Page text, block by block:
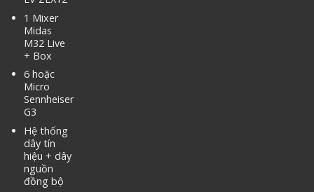
1 Mixer
Midas
M32 Live
+ Box
6 hoặc
Micro
Sennheiser
G3
Hệ thống
dây tín
hiệu + dây
nguồn
đồng bộ